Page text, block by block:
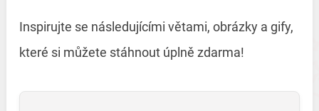
Inspirujte se následujícími větami, obrázky a gify,
které si můžete stáhnout úplně zdarma!